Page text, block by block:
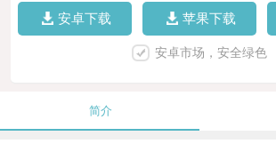
安卓下载 苹果下载
安卓市场，安全绿色
简介